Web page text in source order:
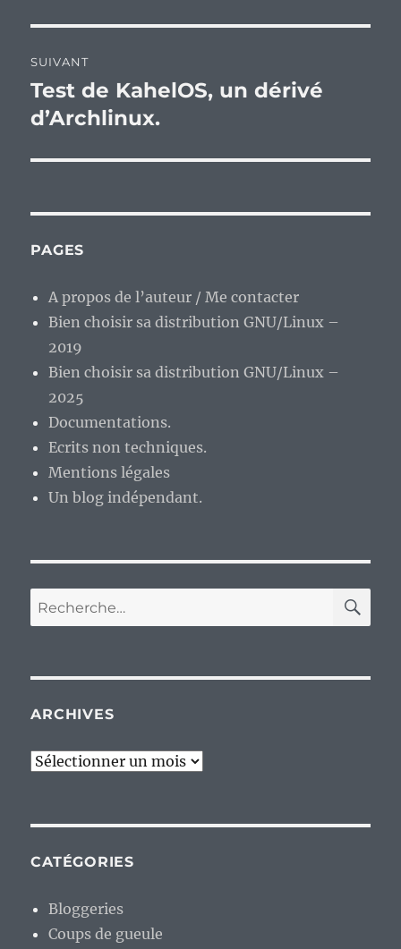
SUIVANT
Publication
suivante :
Test de KahelOS, un dérivé
d’Archlinux.
PAGES
A propos de l’auteur / Me contacter
Bien choisir sa distribution GNU/Linux –
2019
Bien choisir sa distribution GNU/Linux –
2025
Documentations.
Ecrits non techniques.
Mentions légales
Un blog indépendant.
Recherche
pour :
ARCHIVES
Archives
CATÉGORIES
Bloggeries
Coups de gueule